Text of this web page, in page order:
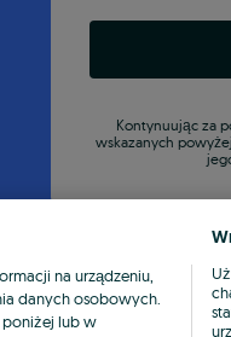
Kontynuując za
wskazanych
na urządzeniu,
danych osobowych.
lub w